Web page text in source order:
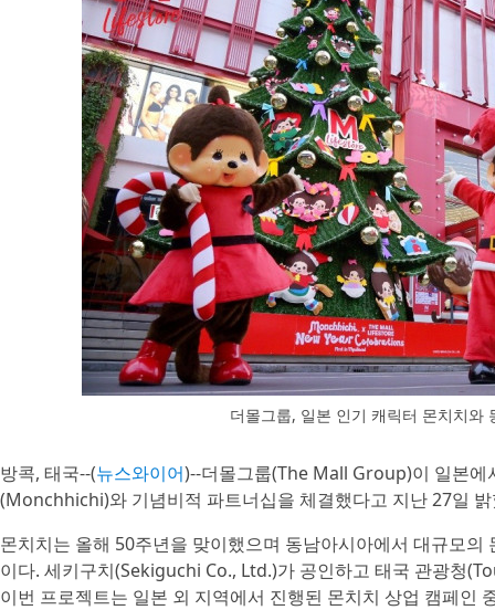
더몰그룹, 일본 인기 캐릭터 몬치치와
방콕, 태국--(뉴스와이어)--더몰그룹(The Mall Group)이 일본에
(Monchhichi)와 기념비적 파트너십을 체결했다고 지난 27일
몬치치는 올해 50주년을 맞이했으며 동남아시아에서 대규모
이다. 세키구치(Sekiguchi Co., Ltd.)가 공인하고 태국 관광청
이번 프로젝트는 일본 외 지역에서 진행된 몬치치 상업 캠페인